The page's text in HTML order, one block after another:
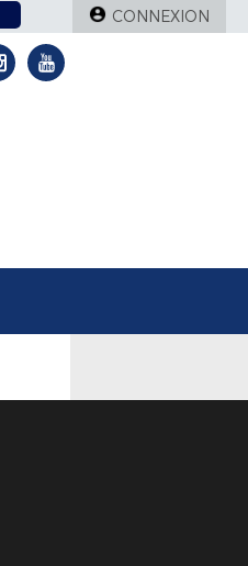
CONNEXION